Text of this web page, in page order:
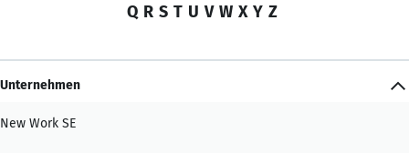
Q R S T U V W X Y Z
Unternehmen
New Work SE